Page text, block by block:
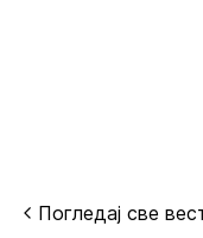
Погледај све